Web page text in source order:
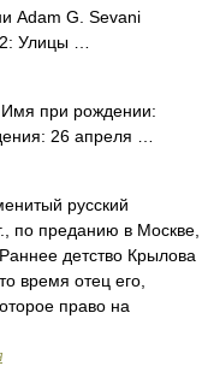
Adam G. Sevani
Улицы …
при рождении:
26 апреля …
русский
по преданию в Москве,
детство Крылова
время отец его,
право на